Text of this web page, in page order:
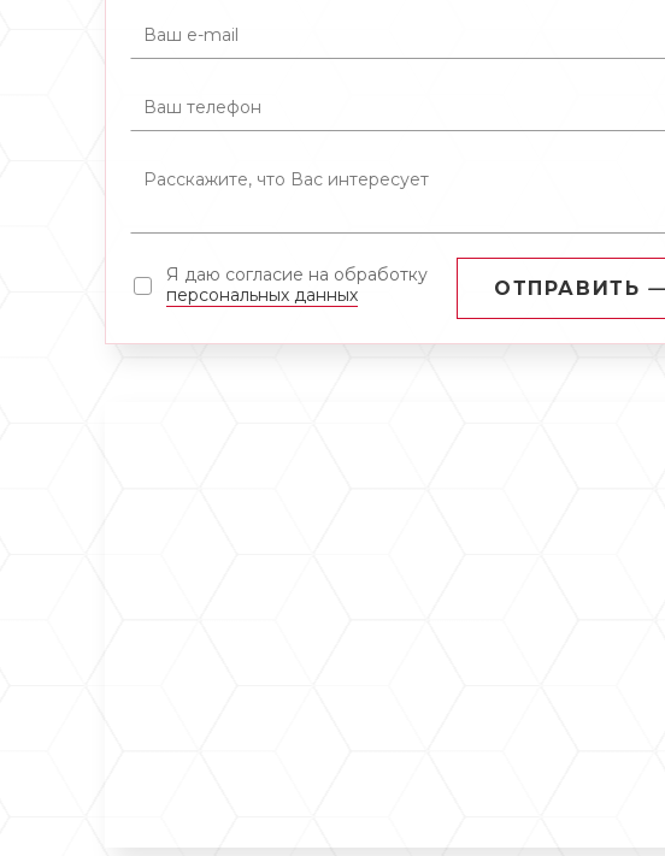
Я даю согласие на обработку
персональных данных
ОТПРАВИТЬ